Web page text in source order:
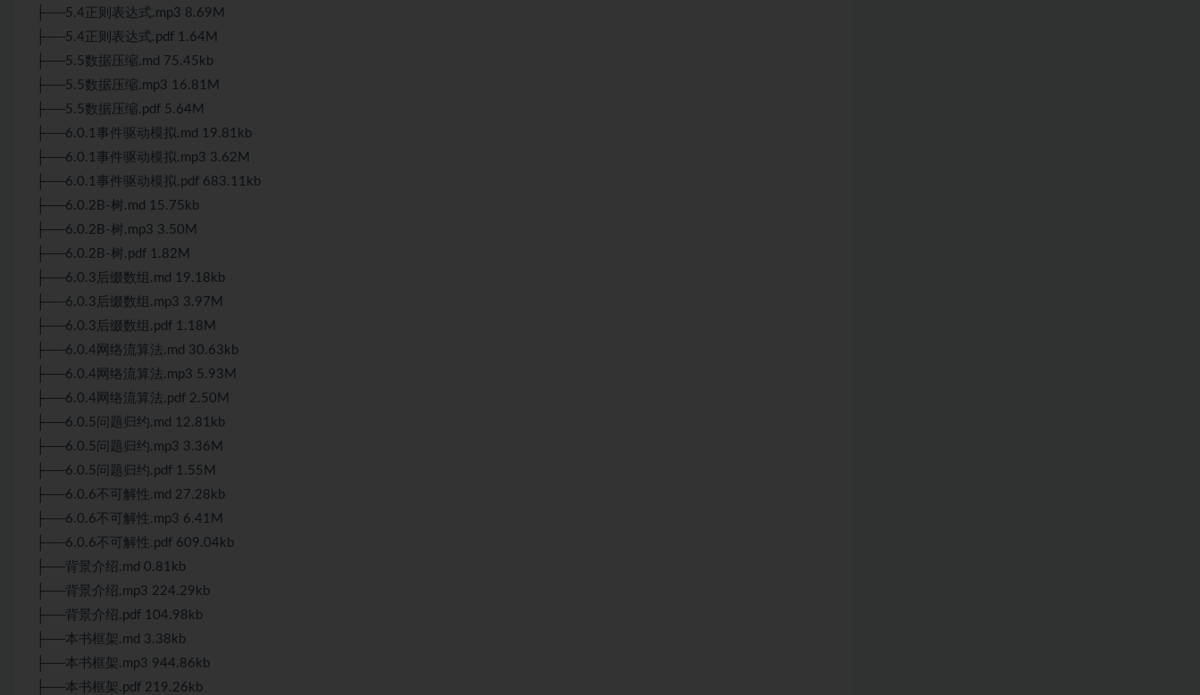
├──5.4正则表达式.mp3 8.69M
├──5.4正则表达式.pdf 1.64M
├──5.5数据压缩.md 75.45kb
├──5.5数据压缩.mp3 16.81M
├──5.5数据压缩.pdf 5.64M
├──6.0.1事件驱动模拟.md 19.81kb
├──6.0.1事件驱动模拟.mp3 3.62M
├──6.0.1事件驱动模拟.pdf 683.11kb
├──6.0.2B-树.md 15.75kb
├──6.0.2B-树.mp3 3.50M
├──6.0.2B-树.pdf 1.82M
├──6.0.3后缀数组.md 19.18kb
├──6.0.3后缀数组.mp3 3.97M
├──6.0.3后缀数组.pdf 1.18M
├──6.0.4网络流算法.md 30.63kb
├──6.0.4网络流算法.mp3 5.93M
├──6.0.4网络流算法.pdf 2.50M
├──6.0.5问题归约.md 12.81kb
├──6.0.5问题归约.mp3 3.36M
├──6.0.5问题归约.pdf 1.55M
├──6.0.6不可解性.md 27.28kb
├──6.0.6不可解性.mp3 6.41M
├──6.0.6不可解性.pdf 609.04kb
├──背景介绍.md 0.81kb
├──背景介绍.mp3 224.29kb
├──背景介绍.pdf 104.98kb
├──本书框架.md 3.38kb
├──本书框架.mp3 944.86kb
├──本书框架.pdf 219.26kb